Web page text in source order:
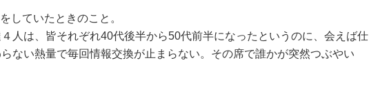
していたときのこと。
人は、皆それぞれ40代後半から50代前半になったというのに、会えば仕
ない熱量で毎回情報交換が止まらない。その席で誰かが突然つぶやい